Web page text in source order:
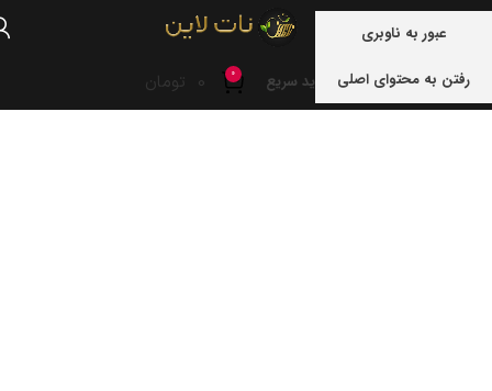
عبور به ناوبری
رفتن به محتوای اصلی
خرید سریع 0
0 تومان